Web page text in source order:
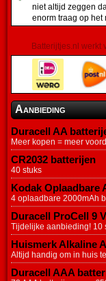
niet altijd zeggen
enorm traag op het
Batterijtjes.nl werkt
Aanbieding
Duracell AA
Meer kopen = meer
CR2032 batterijen
40 stuks
Kodak Oplaadbare
4 oplaadbare 2000mAh
Duracell ProCell 9
Tijdelijke aanbieding! 10
Huismerk Alkaline
Altijd handig om in huis
Duracell AAA